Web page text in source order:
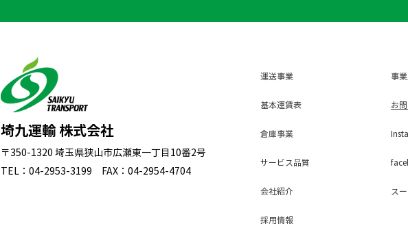
埼九運輸 株式会社
〒350-1320 埼玉県狭山市広瀬東一丁目10番2号
TEL：04-2953-3199 FAX：04-2954-4704
運送事業
基本運賃表
倉庫事業
サービス品質
会社紹介
採用情報
事
お
ス